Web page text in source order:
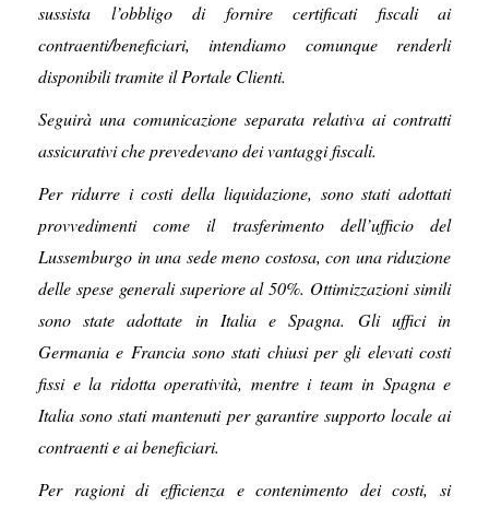
sussista l’obbligo di fornire certificati fiscali ai
contraenti/beneficiari, intendiamo comunque renderli
disponibili tramite il Portale Clienti.
Seguirà una comunicazione separata relativa ai contratti
assicurativi che prevedevano dei vantaggi fiscali.
Per ridurre i costi della liquidazione, sono stati adottati
provvedimenti come il trasferimento dell’ufficio del
Lussemburgo in una sede meno costosa, con una riduzione
delle spese generali superiore al 50%. Ottimizzazioni simili
sono state adottate in Italia e Spagna. Gli uffici in
Germania e Francia sono stati chiusi per gli elevati costi
fissi e la ridotta operatività, mentre i team in Spagna e
Italia sono stati mantenuti per garantire supporto locale ai
contraenti e ai beneficiari.
Per ragioni di efficienza e contenimento dei costi, si